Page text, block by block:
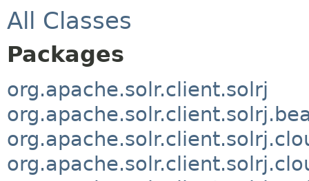
All Classes
Packages
org.apache.solr.client.solrj